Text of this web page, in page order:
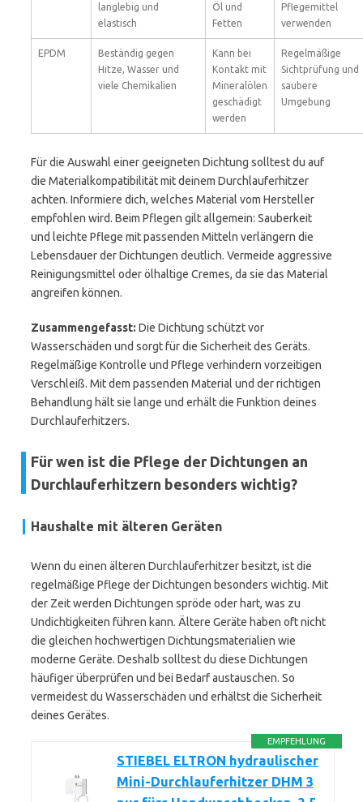
langlebig und
elastisch
Öl und
Fetten
Pflegemittel
verwenden
EPDM
Beständig gegen
Hitze, Wasser und
viele Chemikalien
Kann bei
Kontakt mit
Mineralölen
geschädigt
werden
Regelmäßige
Sichtprüfung und
saubere
Umgebung
Für die Auswahl einer geeigneten Dichtung solltest du auf
die Materialkompatibilität mit deinem Durchlauferhitzer
achten. Informiere dich, welches Material vom Hersteller
empfohlen wird. Beim Pflegen gilt allgemein: Sauberkeit
und leichte Pflege mit passenden Mitteln verlängern die
Lebensdauer der Dichtungen deutlich. Vermeide aggressive
Reinigungsmittel oder ölhaltige Cremes, da sie das Material
angreifen können.
Zusammengefasst: Die Dichtung schützt vor
Wasserschäden und sorgt für die Sicherheit des Geräts.
Regelmäßige Kontrolle und Pflege verhindern vorzeitigen
Verschleiß. Mit dem passenden Material und der richtigen
Behandlung hält sie lange und erhält die Funktion deines
Durchlauferhitzers.
Für wen ist die Pflege der Dichtungen an
Durchlauferhitzern besonders wichtig?
Haushalte mit älteren Geräten
Wenn du einen älteren Durchlauferhitzer besitzt, ist die
regelmäßige Pflege der Dichtungen besonders wichtig. Mit
der Zeit werden Dichtungen spröde oder hart, was zu
Undichtigkeiten führen kann. Ältere Geräte haben oft nicht
die gleichen hochwertigen Dichtungsmaterialien wie
moderne Geräte. Deshalb solltest du diese Dichtungen
häufiger überprüfen und bei Bedarf austauschen. So
vermeidest du Wasserschäden und erhältst die Sicherheit
deines Gerätes.
EMPFEHLUNG
STIEBEL ELTRON hydraulischer
Mini-Durchlauferhitzer DHM 3